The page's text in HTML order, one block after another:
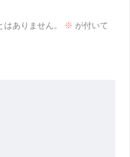
ありません。 ※ が付いて